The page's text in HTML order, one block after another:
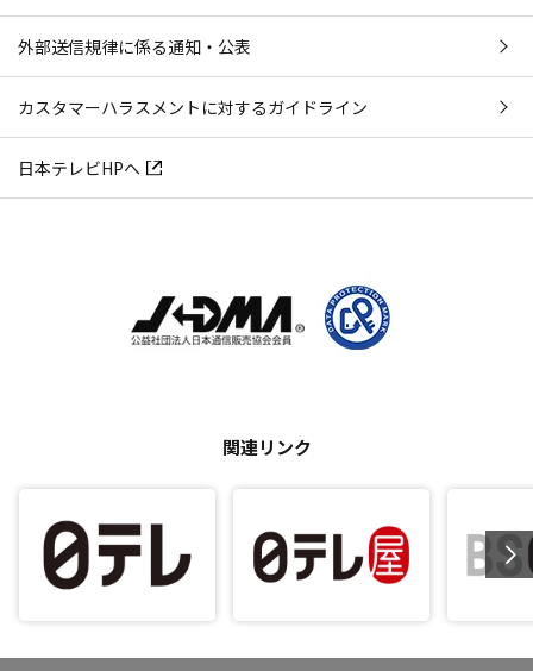
外部送信規律に係る通知・公表
カスタマーハラスメントに対するガイドライン
日本テレビHPへ
関連リンク